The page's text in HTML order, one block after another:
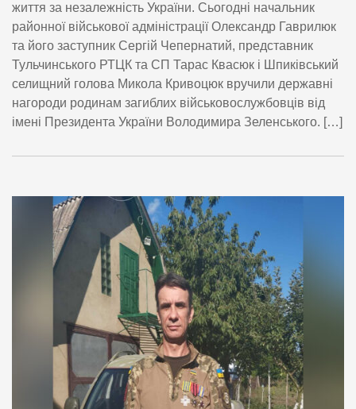
життя за незалежність України. Сьогодні начальник
районної військової адміністрації Олександр Гаврилюк
та його заступник Сергій Чепернатий, представник
Тульчинського РТЦК та СП Тарас Квасюк і Шпиківський
селищний голова Микола Кривоцюк вручили державні
нагороди родинам загиблих військовослужбовців від
імені Президента України Володимира Зеленського. […]